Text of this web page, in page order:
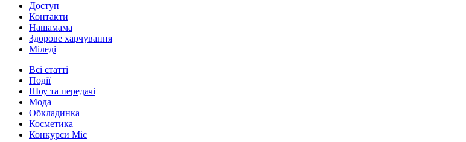
Доступ
Контакти
Нашамама
Здорове харчування
Міледі
Всі статті
Події
Шоу та передачі
Мода
Обкладинка
Косметика
Конкурси Міс